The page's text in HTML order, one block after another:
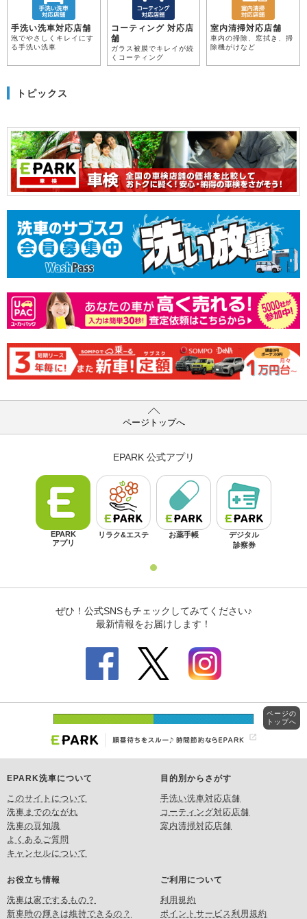
手洗い洗車対応店舗
泡でやさしくキレイにす
る手洗い洗車
コーティング 対応店
舗
ガラス被膜でキレイが続
くコーティング
室内清掃対応店舗
車内の掃除、窓拭き、掃
除機がけなど
トピックス
ページトップへ
EPARK洗車について
このサイトについて
洗車までのながれ
洗車の豆知識
よくあるご質問
キャンセルについて
目的別からさがす
手洗い洗車対応店舗
コーティング対応店舗
室内清掃対応店舗
お役立ち情報
洗車は家でするもの？
新車時の輝きは維持できるの？
ご利用について
利用規約
ポイントサービス利用規約
ページの
トップへ